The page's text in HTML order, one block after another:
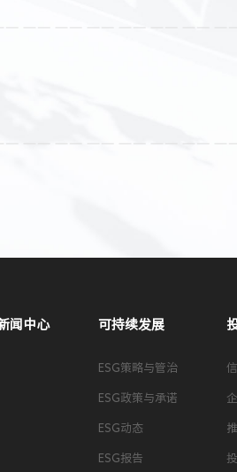
闻中心 可持续发展
ESG策略与管治
ESG政策与承诺
ESG动态
ESG报告